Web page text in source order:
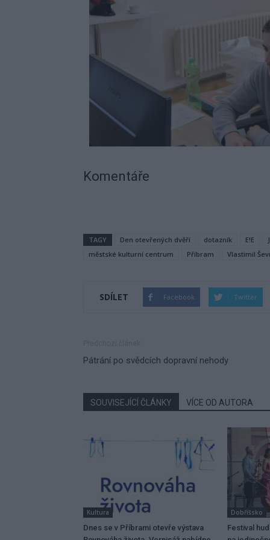
Komentáře
TAGY Den otevřených dvěří dotazník E!E
městské kulturní centrum
Příbram Vlastimil
SDÍLET Facebook Twitter
Pátrání po svědcích dopravní nehody
SOUVISEJÍCÍ ČLÁNKY VÍCE OD AUTORA
Kultura
Dnes se v Příbrami otevře výstava
Dobříšsko
Festival